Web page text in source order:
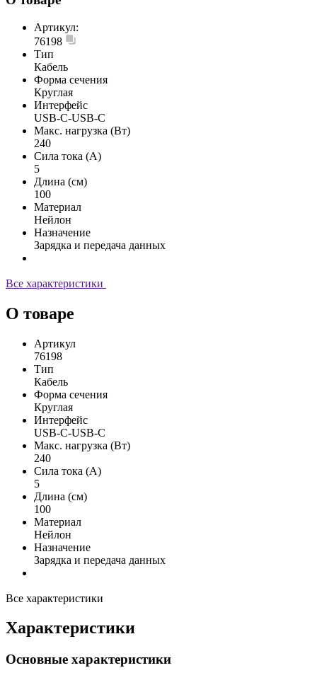
Артикул:
76198
Тип
Кабель
Форма сечения
Круглая
Интерфейс
USB-С-USB-С
Макс. нагрузка (Вт)
240
Сила тока (А)
5
Длина (см)
100
Материал
Нейлон
Назначение
Зарядка и передача данных
Все характеристики
О товаре
Артикул
76198
Тип
Кабель
Форма сечения
Круглая
Интерфейс
USB-С-USB-С
Макс. нагрузка (Вт)
240
Сила тока (А)
5
Длина (см)
100
Материал
Нейлон
Назначение
Зарядка и передача данных
Все характеристики
Характеристики
Основные характеристики